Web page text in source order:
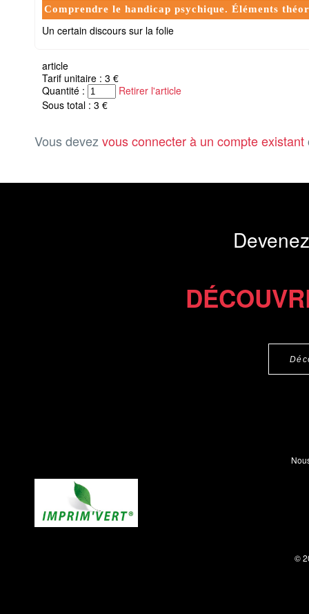
Comprendre le handicap psychique. Éléments
Un certain discours sur la folie
article
Tarif unitaire : 3 €
Quantité :
Retirer l'article
Sous total : 3 €
Vous devez vous connecter à un compte existant
©